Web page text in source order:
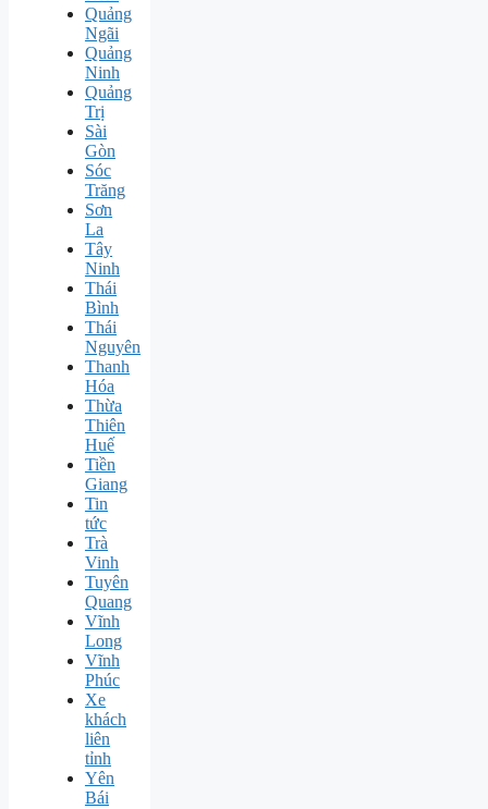
Quảng
Ngãi
Quảng
Ninh
Quảng
Trị
Sài
Gòn
Sóc
Trăng
Sơn
La
Tây
Ninh
Thái
Bình
Thái
Nguyên
Thanh
Hóa
Thừa
Thiên
Huế
Tiền
Giang
Tin
tức
Trà
Vinh
Tuyên
Quang
Vĩnh
Long
Vĩnh
Phúc
Xe
khách
liên
tỉnh
Yên
Bái